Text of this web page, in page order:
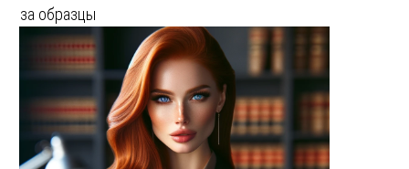
за образцы